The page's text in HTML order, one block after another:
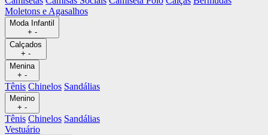
Moletons e Agasalhos
Moda Infantil
+ -
Calçados
+ -
Menina
+ -
Tênis Chinelos Sandálias
Menino
+ -
Tênis Chinelos Sandálias
Vestuário